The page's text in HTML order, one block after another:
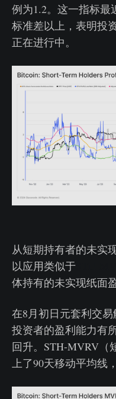
例为1.2。这一指标最
标准差以上，表明投
正在进行中。
从短期持有者的未实
以应用类似于
体持有的未实现纸面
在8月初日元套利交
投资者的盈利能力有
回升。STH-MVRV（
上了90天移动平均线